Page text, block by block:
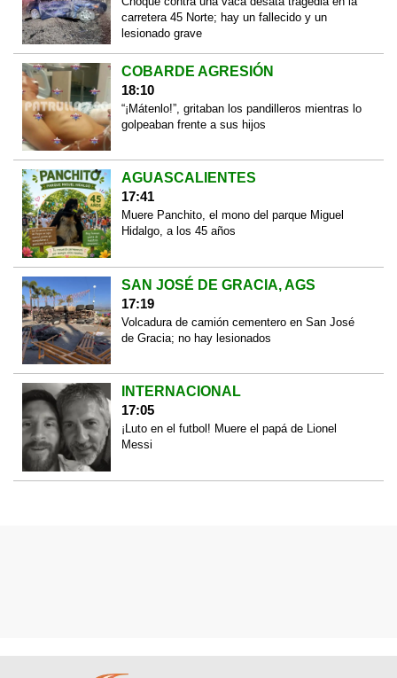
carretera 45 Norte; hay un fallecido y un
lesionado grave
COBARDE AGRESIÓN
18:10
“¡Mátenlo!”, gritaban los pandilleros mientras lo
golpeaban frente a sus hijos
AGUASCALIENTES
17:41
Muere Panchito, el mono del parque Miguel
Hidalgo, a los 45 años
SAN JOSÉ DE GRACIA, AGS
17:19
Volcadura de camión cementero en San José
de Gracia; no hay lesionados
INTERNACIONAL
17:05
¡Luto en el futbol! Muere el papá de Lionel
Messi